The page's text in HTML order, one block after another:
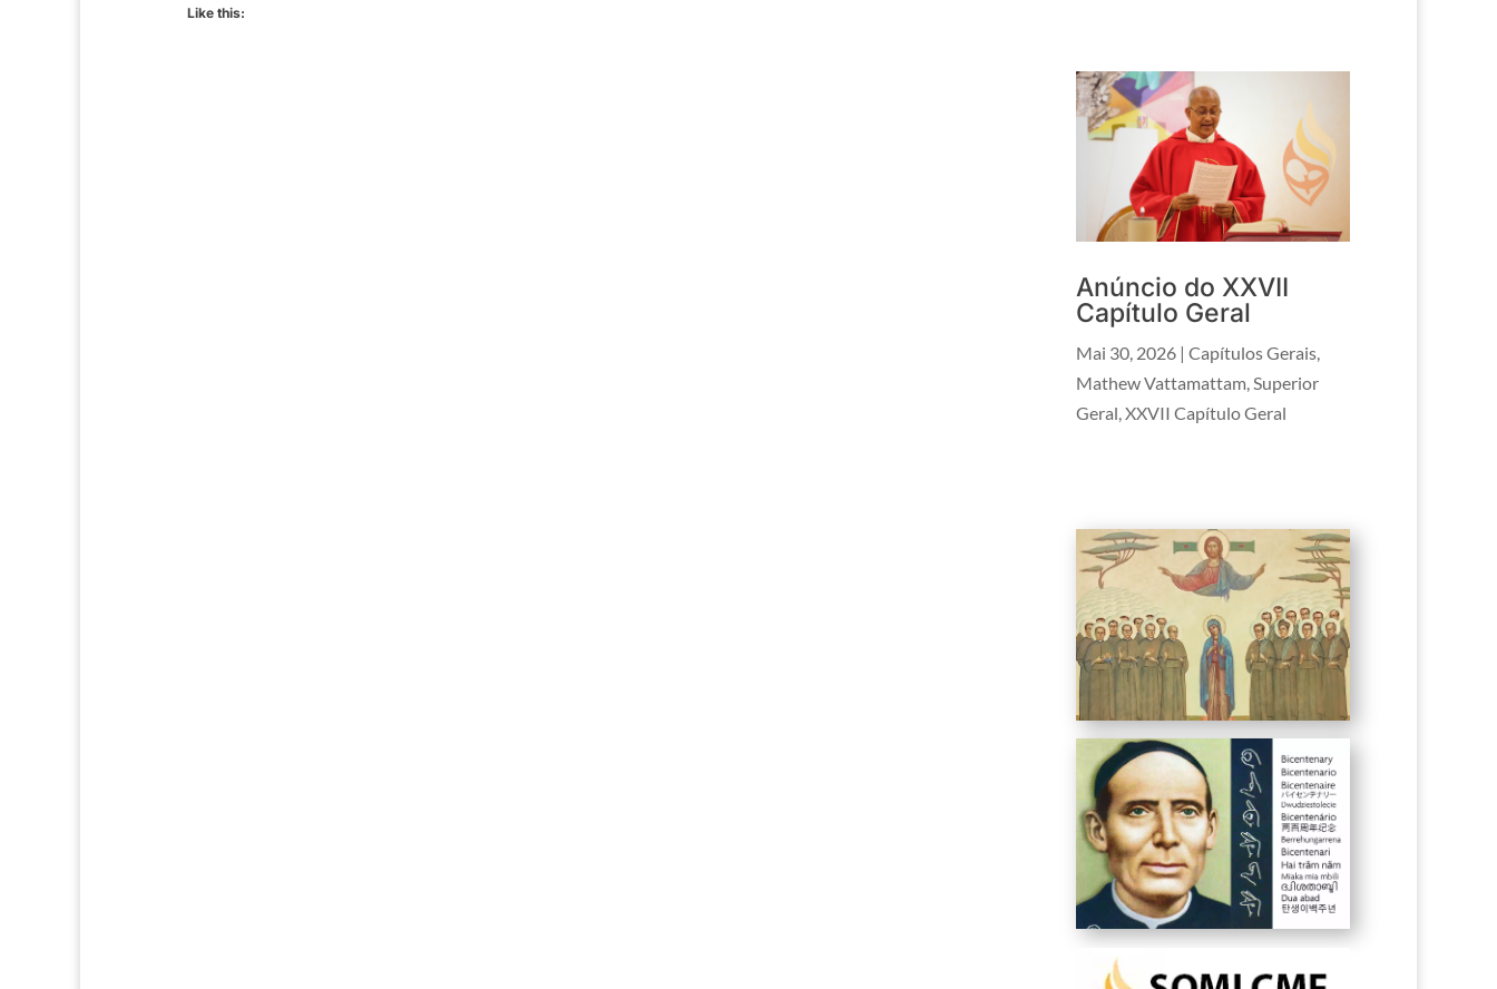
Like this:
Anúncio do XXVII
Capítulo Geral
Mai 30, 2026 |Capítulos Gerais,
Mathew Vattamattam,Superior
Geral,XXVII Capítulo Geral